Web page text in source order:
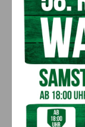
Bürger in die